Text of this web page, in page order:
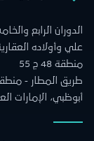
الدوران الرابع
علي وأولاده
منطقة 48 ج 55
طريق المطار -
أبوظبي، الإمارات